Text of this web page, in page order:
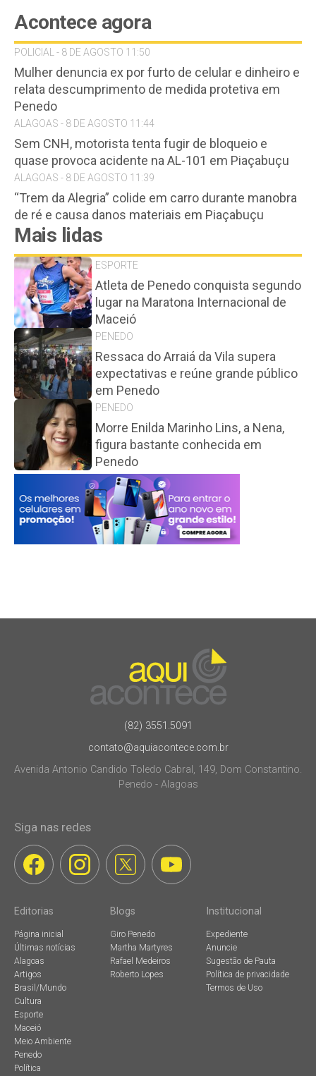
Acontece agora
POLICIAL - 8 DE AGOSTO 11:50
Mulher denuncia ex por furto de celular e dinheiro e
relata descumprimento de medida protetiva em
Penedo
ALAGOAS - 8 DE AGOSTO 11:44
Sem CNH, motorista tenta fugir de bloqueio e
quase provoca acidente na AL-101 em Piaçabuçu
ALAGOAS - 8 DE AGOSTO 11:39
“Trem da Alegria” colide em carro durante manobra
de ré e causa danos materiais em Piaçabuçu
Mais lidas
ESPORTE
Atleta de Penedo conquista segundo
lugar na Maratona Internacional de
Maceió
PENEDO
Ressaca do Arraiá da Vila supera
expectativas e reúne grande público
em Penedo
PENEDO
Morre Enilda Marinho Lins, a Nena,
figura bastante conhecida em
Penedo
(82) 3551.5091
contato@aquiacontece.com.br
Avenida Antonio Candido Toledo Cabral, 149, Dom Constantino.
Penedo - Alagoas
Siga nas redes
Editorias
Página inicial
Últimas notícias
Alagoas
Artigos
Brasil/Mundo
Cultura
Esporte
Maceió
Meio Ambiente
Penedo
Política
Blogs
Giro Penedo
Martha Martyres
Rafael Medeiros
Roberto Lopes
Institucional
Expediente
Anuncie
Sugestão de Pauta
Política de privacidade
Termos de Uso